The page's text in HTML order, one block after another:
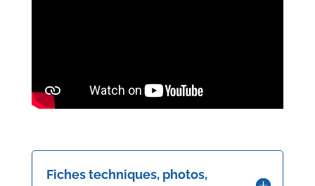
Fiches techniques, photos,